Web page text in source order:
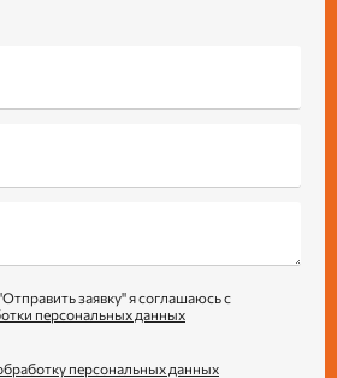
заявку" я соглашаюсь с
персональных данных
персональных данных